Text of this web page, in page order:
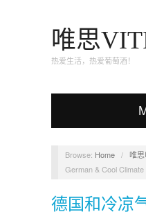
唯思
热爱生活，热爱葡萄酒！
Browse: Home / 唯
German & Cool Climate
德国和冷凉